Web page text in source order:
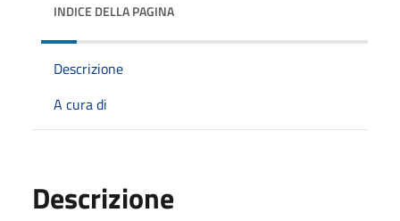
INDICE DELLA PAGINA
Descrizione
A cura di
Descrizione